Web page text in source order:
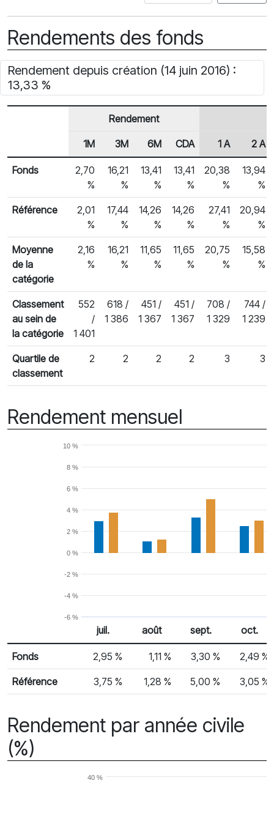
Rendements des fonds
Rendement depuis création (14 juin 2016) :
13,33 %
Rendements des fonds
En-tête de ligne
Rendement
1M 3M 6M CDA 1 A 2 A
Fonds
2,70
%
16,21
%
13,41
%
13,41
%
20,38
%
13,94
%
Référence
2,01
%
17,44
%
14,26
%
14,26
%
27,41
%
20,94
%
Moyenne
de la
catégorie
2,16
%
16,21
%
11,65
%
11,65
%
20,75
%
15,58
%
Classement
au sein de
la catégorie
552
/
1 401
618 /
1 386
451 /
1 367
451 /
1 367
708 /
1 329
744 /
1 239
Quartile de
classement
2 2 2 2 3 3
Rendement mensuel
-6 %
-4 %
-2 %
0 %
2 %
4 %
6 %
8 %
10 %
Rendement mensuel
% Rendement
juil. août sept. oct.
Fonds 2,95 % 1,11 % 3,30 % 2,49 %
Référence 3,75 % 1,28 % 5,00 % 3,05 %
Rendement par année civile
(%)
40 %